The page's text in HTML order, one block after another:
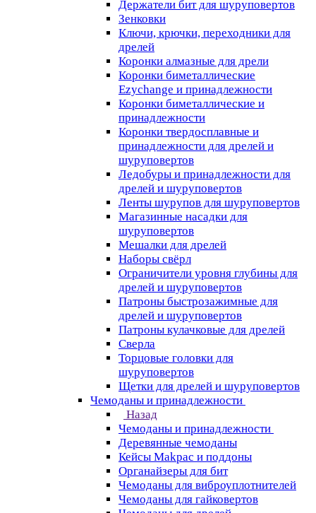
Держатели бит для шуруповертов
Зенковки
Ключи, крючки, переходники для
дрелей
Коронки алмазные для дрели
Коронки биметаллические
Ezychange и принадлежности
Коронки биметаллические и
принадлежности
Коронки твердосплавные и
принадлежности для дрелей и
шуруповертов
Ледобуры и принадлежности для
дрелей и шуруповертов
Ленты шурупов для шуруповертов
Магазинные насадки для
шуруповертов
Мешалки для дрелей
Наборы свёрл
Ограничители уровня глубины для
дрелей и шуруповертов
Патроны быстрозажимные для
дрелей и шуруповертов
Патроны кулачковые для дрелей
Сверла
Торцовые головки для
шуруповертов
Щетки для дрелей и шуруповертов
Чемоданы и принадлежности
Назад
Чемоданы и принадлежности
Деревянные чемоданы
Кейсы Makpac и поддоны
Органайзеры для бит
Чемоданы для виброуплотнителей
Чемоданы для гайковертов